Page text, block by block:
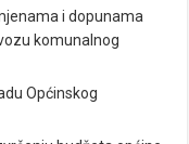
i dopunama
komunalnog
Općinskog